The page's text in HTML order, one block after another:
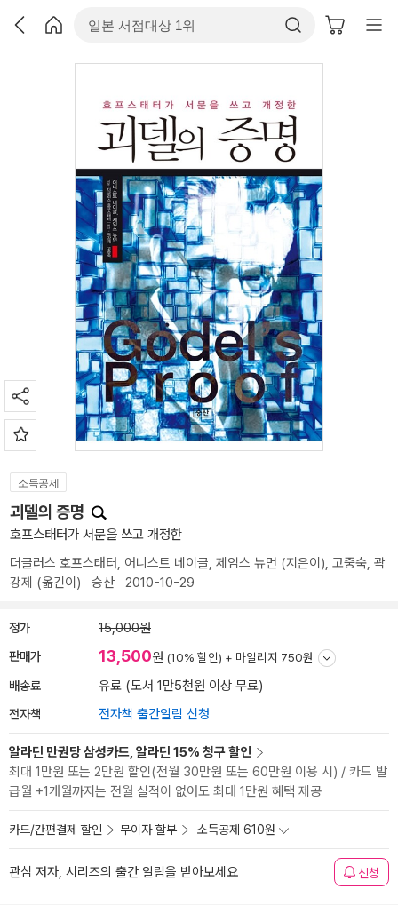
소득공제
괴델의 증명
호프스태터가 서문을 쓰고 개정한
더글러스 호프스태터, 어니스트 네이글, 제임스 뉴먼 (지은이), 고중숙, 곽
강제 (옮긴이) 승산 2010-10-29
정가 15,000원
판매가 13,500원 (10% 할인) + 마일리지 750원
배송료 유료 (도서 1만5천원 이상 무료)
전자책 전자책 출간알림 신청
알라딘 만권당 삼성카드, 알라딘 15% 청구 할인
최대 1만원 또는 2만원 할인(전월 30만원 또는 60만원 이용 시) / 카드 발
급월 +1개월까지는 전월 실적이 없어도 최대 1만원 혜택 제공
카드/간편결제 할인 무이자 할부 소득공제 610원
관심 저자, 시리즈의 출간 알림을 받아보세요 신청